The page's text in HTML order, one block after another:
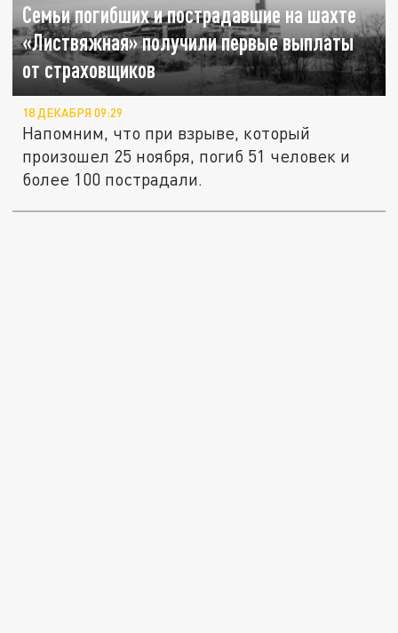
Семьи погибших и пострадавшие на шахте
«Листвяжная» получили первые выплаты
от страховщиков
18 ДЕКАБРЯ 09:29
Напомним, что при взрыве, который
произошел 25 ноября, погиб 51 человек и
более 100 пострадали.